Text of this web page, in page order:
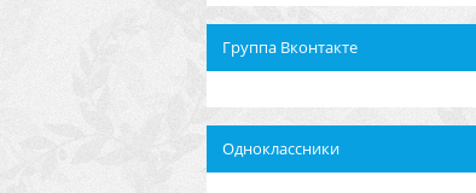
Группа Вконтакте
Одноклассники